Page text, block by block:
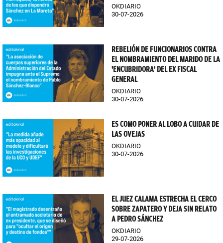
OKDIARIO
30-07-2026
REBELIÓN DE FUNCIONARIOS CONTRA
EL NOMBRAMIENTO DEL MARIDO DE LA
'ENCUBRIDORA' DEL EX FISCAL
GENERAL
OKDIARIO
30-07-2026
ES COMO PONER AL LOBO A CUIDAR DE
LAS OVEJAS
OKDIARIO
30-07-2026
EL JUEZ CALAMA ESTRECHA EL CERCO
SOBRE ZAPATERO Y DEJA SIN RELATO
A PEDRO SÁNCHEZ
OKDIARIO
29-07-2026